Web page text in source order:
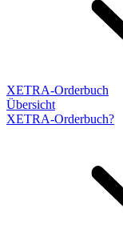
XETRA-Orderbuch
Übersicht
XETRA-Orderbuch?